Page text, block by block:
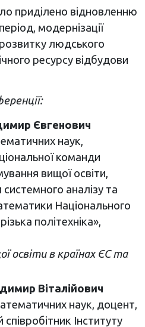
приділено відновленню
модернізації
людського
ресурсу відбудови
Євгенович
наук,
команди
вищої освіти,
аналізу та
Національного
політехніка»,
освіти в країнах ЄС та
Віталійович
наук, доцент,
Інституту